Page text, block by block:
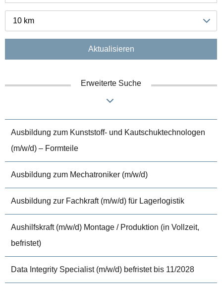
10 km
Aktualisieren
Erweiterte Suche
Ausbildung zum Kunststoff- und Kautschuktechnologen
(m/w/d) – Formteile
Ausbildung zum Mechatroniker (m/w/d)
Ausbildung zur Fachkraft (m/w/d) für Lagerlogistik
Aushilfskraft (m/w/d) Montage / Produktion (in Vollzeit,
befristet)
Data Integrity Specialist (m/w/d) befristet bis 11/2028